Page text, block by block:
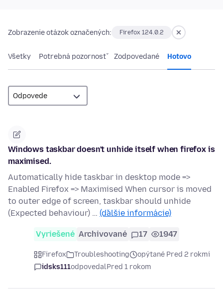
Zobrazenie otázok označených: Firefox 124.0.2
Všetky Potrebná pozornosť Zodpovedané Hotovo
Windows taskbar doesn't unhide itself when firefox is
maximised.
Automatically hide taskbar in desktop mode =>
Enabled Firefox => Maximised When cursor is moved
to outer edge of screen, taskbar should unhide
(Expected behaviour) … (ďalšie informácie)
Vyriešené Archivované 17 1947
Firefox Troubleshooting
opýtané Pred 2 rokmi
idsks111odpovedalPred 1 rokom